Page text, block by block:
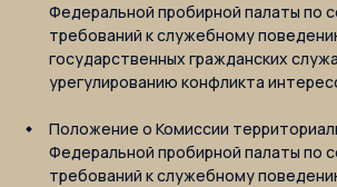
Федеральной пробирной палаты по
требований к служебному
государственных гражданских
урегулированию конфликта
Положение о Комиссии
Федеральной пробирной палаты по
требований к служебному